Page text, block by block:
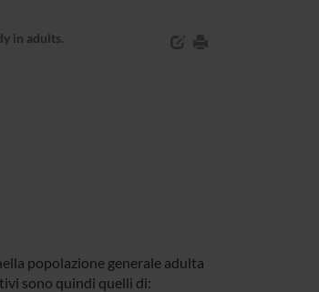
in adults.
popolazione generale adulta
sono quindi quelli di: